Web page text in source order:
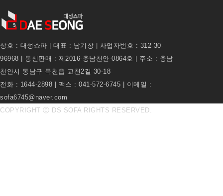
상호 : 대성쇼파 | 대표 : 남기창 | 사업자번호 : 312-30-
96968 | 통신판매 : 제2016-충남천안-0864호 | 주소 : 충남
천안시 동남구 목천읍 교천2길 30-18
전화 : 1644-2898 | 팩스 : 041-572-6745 | 이메일 :
sofa6745@naver.com
COPYRIGHT ⓒ DS SOFA RIGHTS RESERVED.